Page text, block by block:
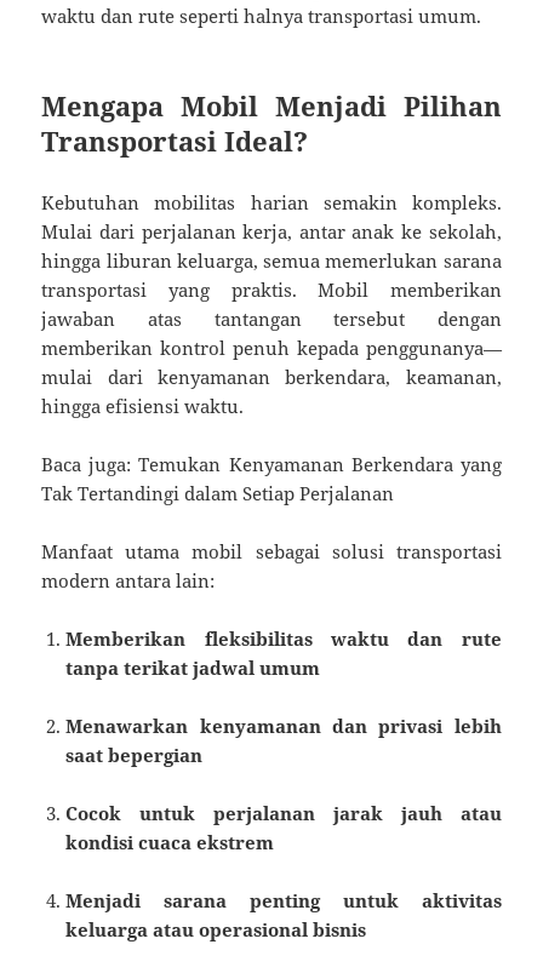
waktu dan rute seperti halnya transportasi umum.
Mengapa Mobil Menjadi Pilihan
Transportasi Ideal?
Kebutuhan mobilitas harian semakin kompleks.
Mulai dari perjalanan kerja, antar anak ke sekolah,
hingga liburan keluarga, semua memerlukan sarana
transportasi yang praktis. Mobil memberikan
jawaban atas tantangan tersebut dengan
memberikan kontrol penuh kepada penggunanya—
mulai dari kenyamanan berkendara, keamanan,
hingga efisiensi waktu.
Baca juga: Temukan Kenyamanan Berkendara yang
Tak Tertandingi dalam Setiap Perjalanan
Manfaat utama mobil sebagai solusi transportasi
modern antara lain:
Memberikan fleksibilitas waktu dan rute
tanpa terikat jadwal umum
Menawarkan kenyamanan dan privasi lebih
saat bepergian
Cocok untuk perjalanan jarak jauh atau
kondisi cuaca ekstrem
Menjadi sarana penting untuk aktivitas
keluarga atau operasional bisnis